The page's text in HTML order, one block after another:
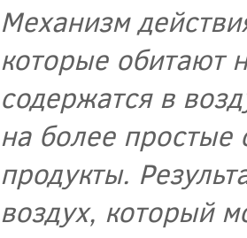
Механизм
которые обитают
содержатся в
на более простые
продукты.
воздух, который